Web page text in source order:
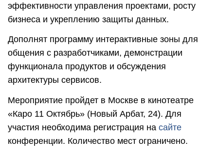
эффективности управления проектами, росту
бизнеса и укреплению защиты данных.
Дополнят программу интерактивные зоны для
общения с разработчиками, демонстрации
функционала продуктов и обсуждения
архитектуры сервисов.
Мероприятие пройдет в Москве в кинотеатре
«Каро 11 Октябрь» (Новый Арбат, 24). Для
участия необходима регистрация на сайте
конференции. Количество мест ограничено.